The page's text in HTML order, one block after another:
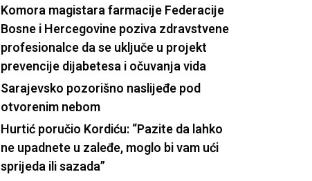
Komora magistara farmacije Federacije
Bosne i Hercegovine poziva zdravstvene
profesionalce da se uključe u projekt
prevencije dijabetesa i očuvanja vida
Sarajevsko pozorišno naslijeđe pod
otvorenim nebom
Hurtić poručio Kordiću: “Pazite da lahko
ne upadnete u zaleđe, moglo bi vam ući
sprijeda ili sazada”